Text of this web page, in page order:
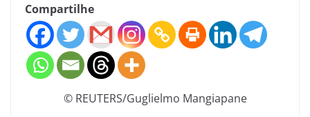
Compartilhe
© REUTERS/Guglielmo Mangiapane